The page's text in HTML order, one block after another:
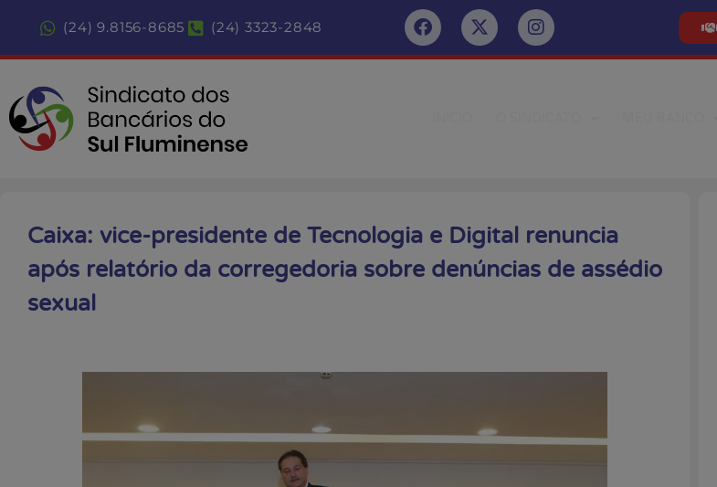
(24) 9.8156-8685 (24) 3323-2848
Caixa: vice-presidente de Tecnologia e Digital renuncia
após relatório da corregedoria sobre denúncias de assédio
sexual